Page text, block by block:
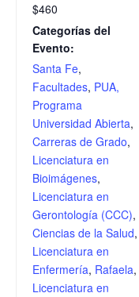
$460
Categorías del
Evento:
Santa Fe,
Facultades, PUA,
Programa
Universidad Abierta,
Carreras de Grado,
Licenciatura en
Bioimágenes,
Licenciatura en
Gerontología (CCC),
Ciencias de la Salud,
Licenciatura en
Enfermería, Rafaela,
Licenciatura en